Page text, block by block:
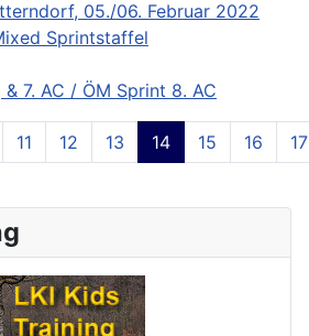
05./06. Februar 2022
Sprintstaffel
& 7. AC / ÖM Sprint 8. AC
**Page 14 of 73**
11 12 13 14 15 16 17